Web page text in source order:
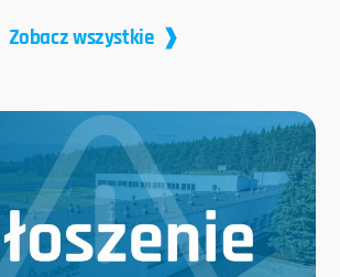
Zobacz wszystkie ❱